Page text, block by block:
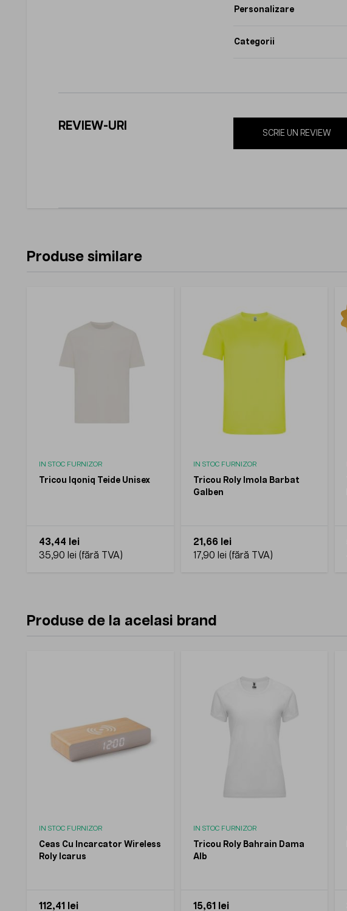
Personalizare
Categorii
REVIEW-URI
SCRIE UN REVIEW
Produse similare
IN STOC FURNIZOR
Tricou Iqoniq Teide Unisex
43,44 lei
35,90 lei
IN STOC FURNIZOR
Tricou Roly Imola Barbat
Galben
21,66 lei
17,90 lei
Produse de la acelasi brand
IN STOC FURNIZOR
Ceas Cu Incarcator Wireless
Roly Icarus
112,41 lei
IN STOC FURNIZOR
Tricou Roly Bahrain Dama
Alb
15,61 lei